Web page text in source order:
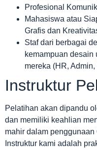
Profesional
Mahasiswa atau
Grafis dan
Staf dari berbagai
kemampuan desain
mereka (HR,
Instruktur
Pelatihan akan dipandu
dan memiliki keahlian
mahir dalam
Instruktur kami adalah